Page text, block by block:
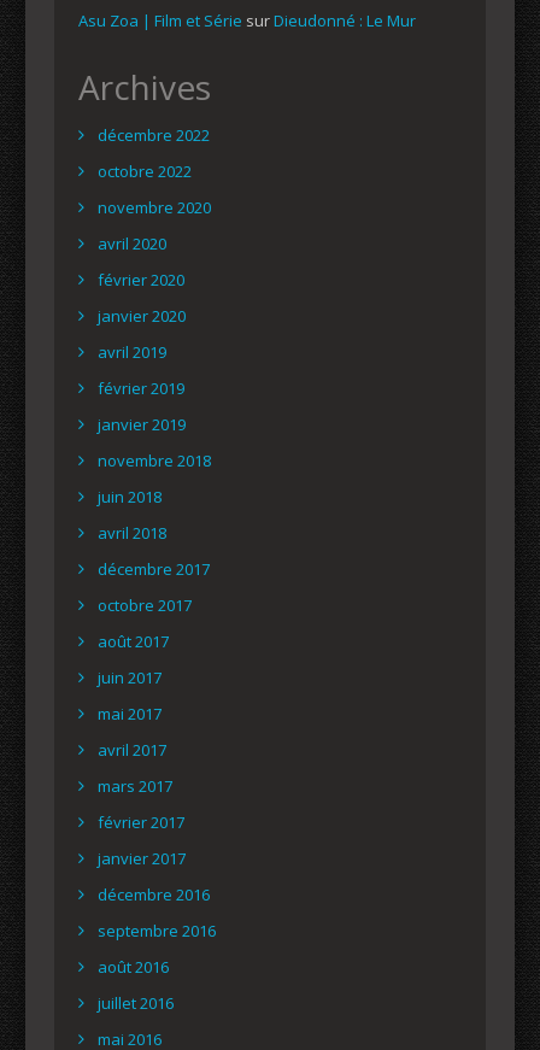
Asu Zoa | Film et Série surDieudonné : Le Mur
Archives
décembre 2022
octobre 2022
novembre 2020
avril 2020
février 2020
janvier 2020
avril 2019
février 2019
janvier 2019
novembre 2018
juin 2018
avril 2018
décembre 2017
octobre 2017
août 2017
juin 2017
mai 2017
avril 2017
mars 2017
février 2017
janvier 2017
décembre 2016
septembre 2016
août 2016
juillet 2016
mai 2016